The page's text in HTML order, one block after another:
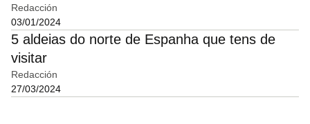
Redacción
03/01/2024
5 aldeias do norte de Espanha que tens de
visitar
Redacción
27/03/2024